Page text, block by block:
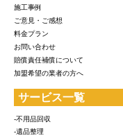
施工事例
ご意見・ご感想
料金プラン
お問い合わせ
賠償責任補償について
加盟希望の業者の方へ
サービス一覧
-不用品回収
-遺品整理